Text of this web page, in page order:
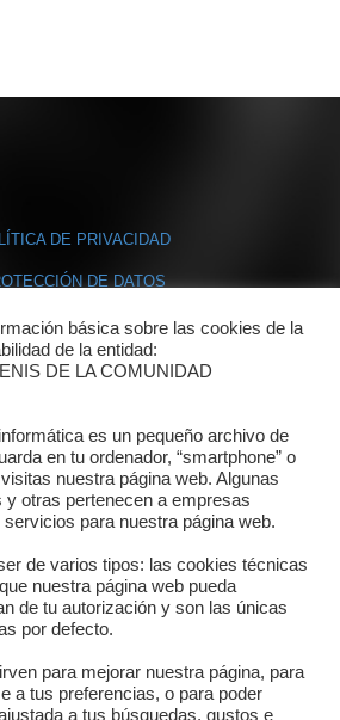
DE PRIVACIDAD
DE DATOS
DE COOKIES
Dónde estamos
departamentos
Horario
Formulario de contacto
básica sobre las cookies de la
de la entidad:
DE LA COMUNIDAD
es un pequeño archivo de
en tu ordenador, “smartphone” o
nuestra página web. Algunas
otras pertenecen a empresas
para nuestra página web.
de varios tipos: las cookies técnicas
nuestra página web pueda
de tu autorización y son las únicas
por defecto.
para mejorar nuestra página, para
a tus preferencias, o para poder
a tus búsquedas, gustos e